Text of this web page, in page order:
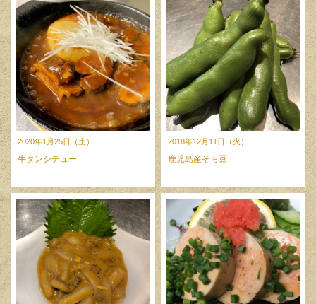
2020年1月25日（土）
牛タンシチュー
2018年12月11日（火）
鹿児島産そら豆